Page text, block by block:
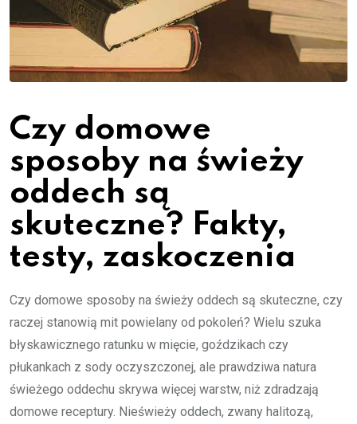
Czy domowe
sposoby na świeży
oddech są
skuteczne? Fakty,
testy, zaskoczenia
Czy domowe sposoby na świeży oddech są skuteczne, czy
raczej stanowią mit powielany od pokoleń? Wielu szuka
błyskawicznego ratunku w mięcie, goździkach czy
płukankach z sody oczyszczonej, ale prawdziwa natura
świeżego oddechu skrywa więcej warstw, niż zdradzają
domowe receptury. Nieświeży oddech, zwany halitozą,